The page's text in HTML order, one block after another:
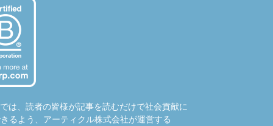
は、読者の皆様が記事を読むだけで社会貢献に
るよう、アーティクル株式会社が運営する